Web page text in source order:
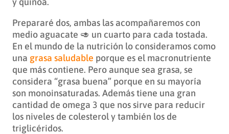
Prepararé dos, ambas las acompañaremos con
medio aguacate 🥑 un cuarto para cada tostada.
En el mundo de la nutrición lo consideramos como
una grasa saludable porque es el macronutriente
que más contiene. Pero aunque sea grasa, se
considera “grasa buena” porque en su mayoría
son monoinsaturadas. Además tiene una gran
cantidad de omega 3 que nos sirve para reducir
los niveles de colesterol y también los de
triglicéridos.